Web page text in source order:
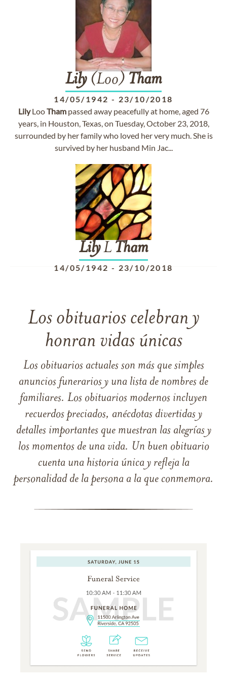
Lily(Loo) Tham
14/05/1942 - 23/10/2018
LilyLooThampassed away peacefully at home, aged 76
years, in Houston, Texas, on Tuesday, October 23, 2018,
surrounded by her family who loved her very much. She is
survived by her husband Min Jac...
LilyL Tham
14/05/1942 - 23/10/2018
Los obituarios celebran y
honran vidas únicas
Los obituarios actuales son más que simples
anuncios funerarios y una lista de nombres de
familiares. Los obituarios modernos incluyen
recuerdos preciados, anécdotas divertidas y
detalles importantes que muestran las alegrías y
los momentos de una vida. Un buen obituario
cuenta una historia única y refleja la
personalidad de la persona a la que conmemora.